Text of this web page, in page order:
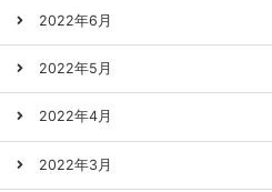
2022年6月
2022年5月
2022年4月
2022年3月